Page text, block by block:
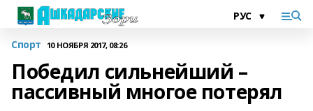
Спорт 10 НОЯБРЯ 2017, 08:26
Победил сильнейший –
пассивный многое потерял